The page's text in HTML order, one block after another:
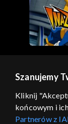
regulamin
Szanujemy
Kliknij
końcowym i
Partnerów z